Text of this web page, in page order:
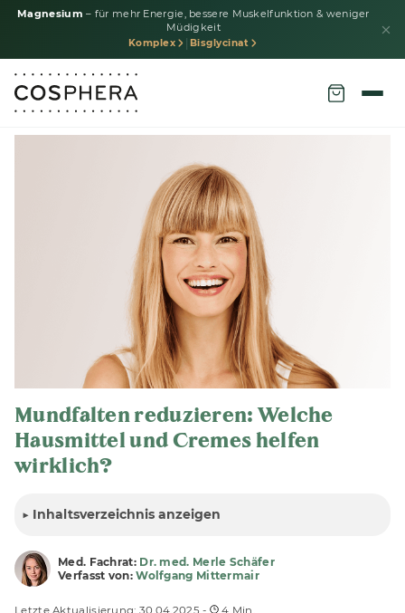
Magnesium – für mehr Energie, bessere Muskelfunktion & weniger
Müdigkeit
Komplex Bisglycinat
Mundfalten reduzieren: Welche
Hausmittel und Cremes helfen
wirklich?
▶ Inhaltsverzeichnis anzeigen
Med. Fachrat: Dr. med. Merle Schäfer
Verfasst von:Wolfgang Mittermair
Letzte Aktualisierung: 30.04.2025 - 4 Min.